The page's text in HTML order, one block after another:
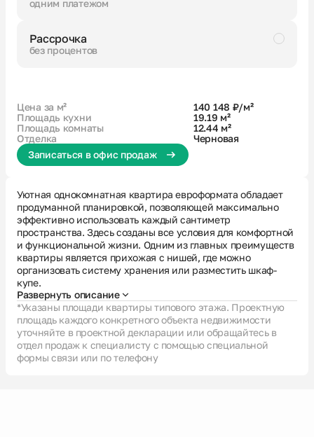
одним платежом
Рассрочка
без процентов
Цена за м²
140 148 ₽/м²
Площадь кухни
19.19 м²
Площадь комнаты
12.44 м²
Отделка
Черновая
Записаться в офис продаж
Уютная однокомнатная квартира евроформата обладает
продуманной планировкой, позволяющей максимально
эффективно использовать каждый сантиметр
пространства. Здесь созданы все условия для комфортной
и функциональной жизни. Одним из главных преимуществ
квартиры является прихожая с нишей, где можно
организовать систему хранения или разместить шкаф-
купе.
Развернуть описание
*Указаны площади квартиры типового этажа. Проектную
площадь каждого конкретного объекта недвижимости
уточняйте в проектной декларации или обращайтесь в
отдел продаж к специалисту с помощью специальной
формы связи или по телефону